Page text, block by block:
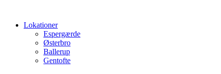
indholdLokationer
Espergærde
Østerbro
Ballerup
Gentofte